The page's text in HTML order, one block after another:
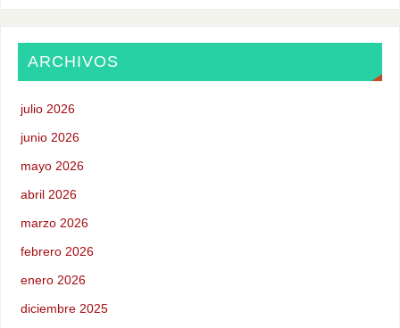
ARCHIVOS
julio 2026
junio 2026
mayo 2026
abril 2026
marzo 2026
febrero 2026
enero 2026
diciembre 2025